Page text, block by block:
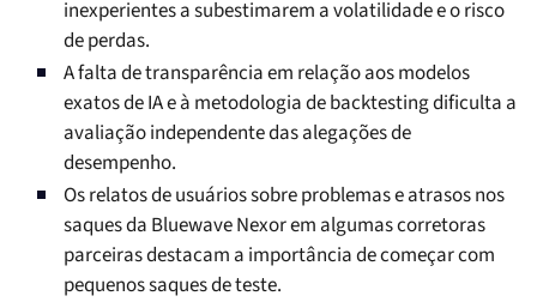
inexperientes a subestimarem a volatilidade e o risco
de perdas.
A falta de transparência em relação aos modelos
exatos de IA e à metodologia de backtesting dificulta a
avaliação independente das alegações de
desempenho.
Os relatos de usuários sobre problemas e atrasos nos
saques da Bluewave Nexor em algumas corretoras
parceiras destacam a importância de começar com
pequenos saques de teste.